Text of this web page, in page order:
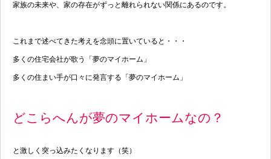
家族の未来や、家の存在がずっと離れられない関係にあるのです。
これまで述べてきた考えを念頭に置いていると・・・
多くの住宅会社が歌う「夢のマイホーム」
多くの住まい手が口々に発言する「夢のマイホーム」
どこらへんが夢のマイホームなの？
と激しく突っ込みたくなります（笑）